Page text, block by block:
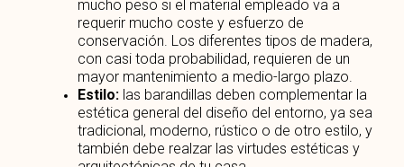
mucho peso si el material empleado va a
requerir mucho coste y esfuerzo de
conservación. Los diferentes tipos de madera,
con casi toda probabilidad, requieren de un
mayor mantenimiento a medio-largo plazo.
Estilo:las barandillas deben complementar la
estética general del diseño del entorno, ya sea
tradicional, moderno, rústico o de otro estilo, y
también debe realzar las virtudes estéticas y